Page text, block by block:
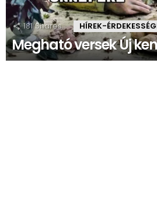
181 Shares HÍREK-
Megható versek Új